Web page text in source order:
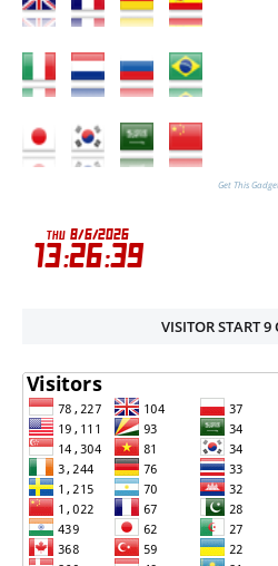
Get This
VISITOR START 9